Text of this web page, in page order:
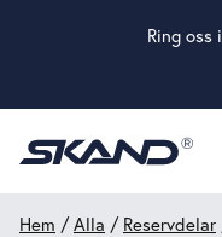
Ring oss
Hem /Alla / Reservdelar